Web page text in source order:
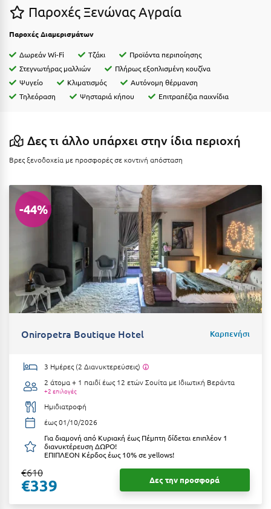
Ιωάννινα
Κ
Καβάλα
Καλάβρυτα
Κάλαμος
Καλαμπάκα
Καμένα Βούρλα
Καρδάμαινα
Καρδίτσα
Κάρπαθος
Κάρυστος
Κάσος
Κασσάνδρα
Καστοριά
Κατερίνη
Κέα - Τζιά
Κερατέα
Κέρκυρα
Παροχές Ξενώνας Αγραία
Παροχές Διαμερισμάτων
Δωρεάν Wi-Fi Τζάκι
Προϊόντα περιποίησης
Στεγνωτήρας μαλλιών
Πλήρως εξοπλισμένη κουζίνα
Ψυγείο
Κλιματισμός
Αυτόνομη θέρμανση
Τηλεόραση
Ψησταριά κήπου Επιτραπέζια παιχνίδια
Δες τι άλλο υπάρχει στην ίδια περιοχή
Βρες ξενοδοχεία με προσφορές σε κοντινή απόσταση
-44%
Oniropetra Boutique Hotel Καρπενήσι
3 Ημέρες (2 Διανυκτερεύσεις)
2 άτομα + 1 παιδί έως 12 ετώνΣουίτα με Ιδιωτική Βεράντα
+2 επιλογές
Ημιδιατροφή
έως 01/10/2026
Για διαμονή από Κυριακή έως Πέμπτη δίδεται επιπλέον 1
διανυκτέρευση ΔΩΡΟ!
ΕΠΙΠΛΕΟΝ Κέρδος έως 10% σε yellows!
€610
€339 Δες την προσφορά